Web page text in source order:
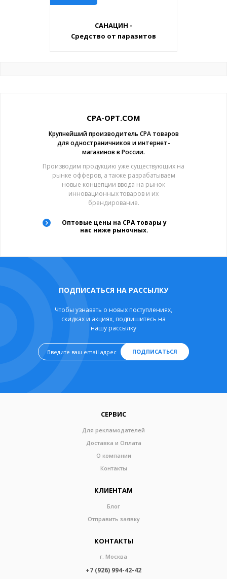
САНАЦИН -
Средство от паразитов
CPA-OPT.COM
Крупнейший производитель CPA товаров
для одностраничников и интернет-
магазинов в России.
Производим продукцию уже существующих на
рынке офферов, а также разрабатываем
новые концепции ввода на рынок
инновационных товаров и их
брендирование.
Оптовые цены на CPA товары у
нас ниже рыночных.
ПОДПИСАТЬСЯ НА РАССЫЛКУ
Чтобы узнавать о новых поступлениях,
скидках и акциях, подпишитесь на
нашу рассылку
ПОДПИСАТЬСЯ
СЕРВИС
Для рекламодателей
Доставка и Оплата
О компании
Контакты
КЛИЕНТАМ
Блог
Отправить заявку
КОНТАКТЫ
г. Москва
+7 (926) 994-42-42